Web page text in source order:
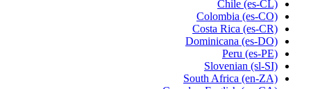
Chile (es-CL)
Colombia (es-CO)
Costa Rica (es-CR)
Dominicana (es-DO)
Peru (es-PE)
Slovenian (sl-SI)
South Africa (en-ZA)